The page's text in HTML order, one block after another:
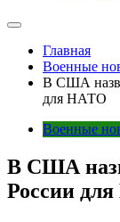
Главная
Военные
В США
для НАТО
Военные
В США
России